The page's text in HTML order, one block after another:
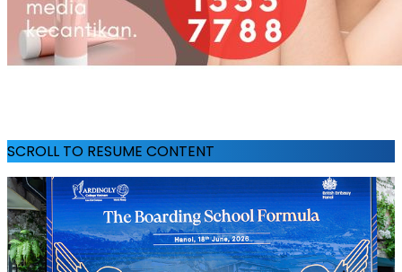
SCROLL TO RESUME CONTENT